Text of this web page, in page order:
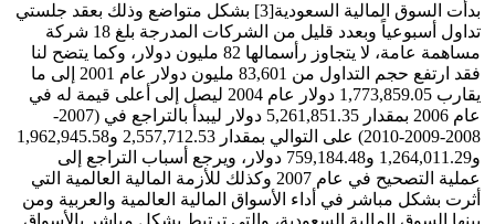
بدأت السوق المالية السعودية[3] بشكل متواضع وذلك بعقد جلستي
تداول أسبوعياً وبعدد قليل من الشركات المدرجة بلغ 18 شركة
مساهمة عامة، لا يتجاوز رأسمالها 82 مليون دولار، وكما يتضح لنا
فقد ارتفع حجم التداول من 83,601 مليون دولار عام 2001 إلى ما
يقارب 1,773,859.05 دولار عام 2004 ليصل إلى أعلى قيمة له في
عام 2006 بمقدار 5,261,851.35 دولار ليبدأ بالتراجع في (2007-
2008-2009-2010) على التوالي بمقدار 2,557,712.53 و1,962,945.58
و1,264,011.29 و759,184.48 دولار، ويرجع أسباب التراجع إلى
عملية التصحيح في عام 2007 وكذلك للأزمة المالية العالمية التي
أثرت بشكل مباشر في أداء الأسواق المالية العالمية والعربية ومن